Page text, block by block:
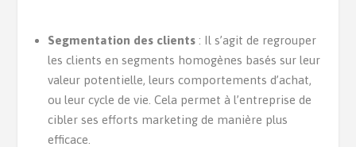
Segmentation des clients: Il s’agit de regrouper
les clients en segments homogènes basés sur leur
valeur potentielle, leurs comportements d’achat,
ou leur cycle de vie. Cela permet à l’entreprise de
cibler ses efforts marketing de manière plus
efficace.